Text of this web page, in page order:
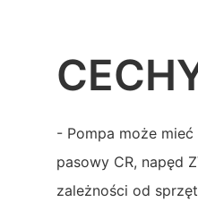
- Pompa może
pasowy CR, napęd
zależności od